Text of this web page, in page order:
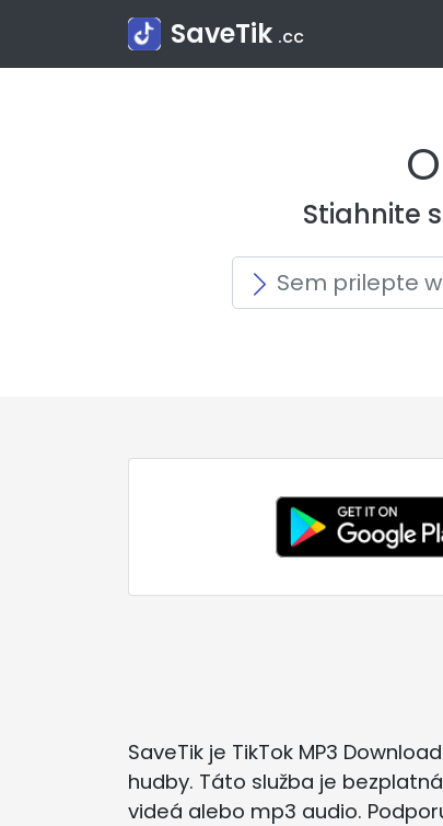
SaveTik .cc
Stiahnite
SaveTik je TikTok MP3
hudby. Táto služba je
videá alebo mp3 audio.